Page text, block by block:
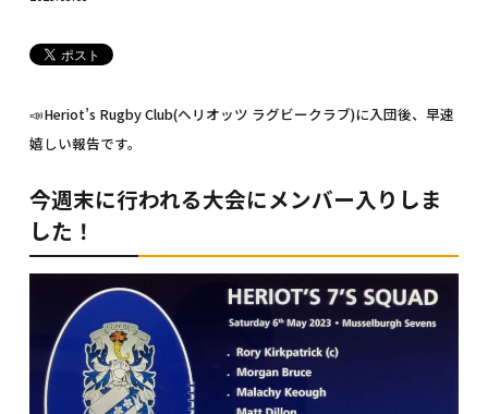
📣Heriot’s Rugby Club(ヘリオッツ ラグビークラブ)に入団後、早速
嬉しい報告です。
今週末に行われる大会にメンバー入りしま
した！